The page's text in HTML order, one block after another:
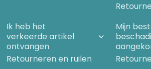
Ik heb het
verkeerde artikel
ontvangen
Retourneren en ruilen
Mijn